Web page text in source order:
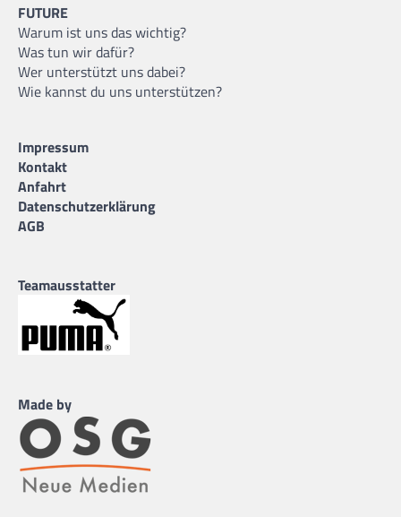
FUTURE
Warum ist uns das wichtig?
Was tun wir dafür?
Wer unterstützt uns dabei?
Wie kannst du uns unterstützen?
Impressum
Kontakt
Anfahrt
Datenschutzerklärung
AGB
Teamausstatter
Made by